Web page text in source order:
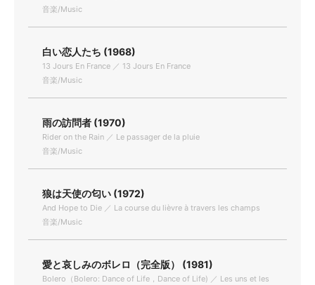
音楽/Music
白い恋人たち (1968)
13 Jours En France ／ 13 Jours En France
音楽/Music
雨の訪問者 (1970)
Rider on the Rain ／ Le passager de la pluie
音楽/Music
狼は天使の匂い (1972)
And Hope to Die ／ La course du lièvre à travers les champs
音楽/Music
愛と哀しみのボレロ（完全版） (1981)
Bolero（Bolero: Dance of Life，Dance of Life) ／ Les uns et les